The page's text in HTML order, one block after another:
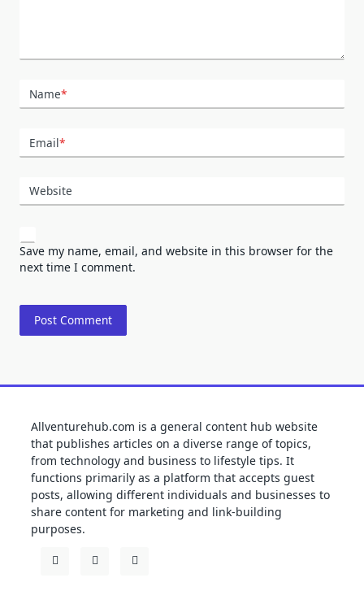
Name*
Email*
Website
Save my name, email, and website in this browser for the
next time I comment.
Allventurehub.com is a general content hub website
that publishes articles on a diverse range of topics,
from technology and business to lifestyle tips. It
functions primarily as a platform that accepts guest
posts, allowing different individuals and businesses to
share content for marketing and link-building
purposes.